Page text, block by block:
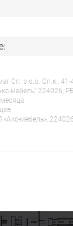
Сп. з о.о. Сп.к.,
мебель" 224026,
мебель»,